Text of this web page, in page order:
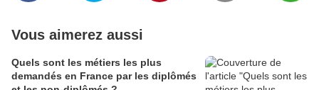
Vous aimerez aussi
Quels sont les métiers les plus
demandés en France par les diplômés